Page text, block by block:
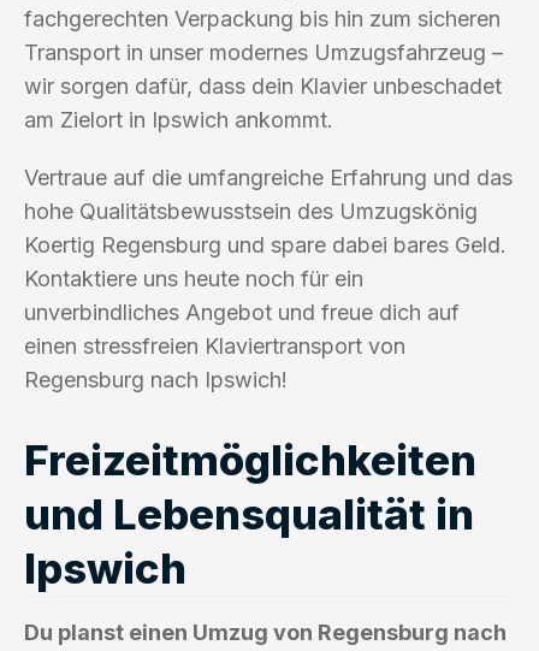
fachgerechten Verpackung bis hin zum sicheren
Transport in unser modernes Umzugsfahrzeug –
wir sorgen dafür, dass dein Klavier unbeschadet
am Zielort in Ipswich ankommt.
Vertraue auf die umfangreiche Erfahrung und das
hohe Qualitätsbewusstsein des Umzugskönig
Koertig Regensburg und spare dabei bares Geld.
Kontaktiere uns heute noch für ein
unverbindliches Angebot und freue dich auf
einen stressfreien Klaviertransport von
Regensburg nach Ipswich!
Freizeitmöglichkeiten
und Lebensqualität in
Ipswich
Du planst einen Umzug von Regensburg nach